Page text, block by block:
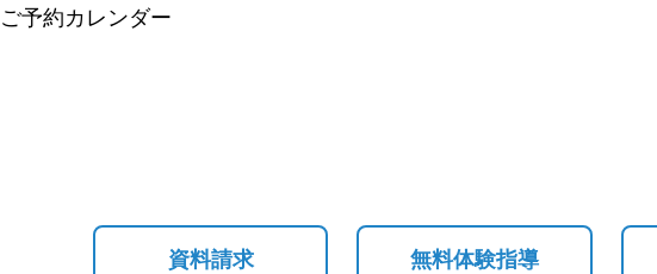
予約カレンダー
資料請求
無料体験指導